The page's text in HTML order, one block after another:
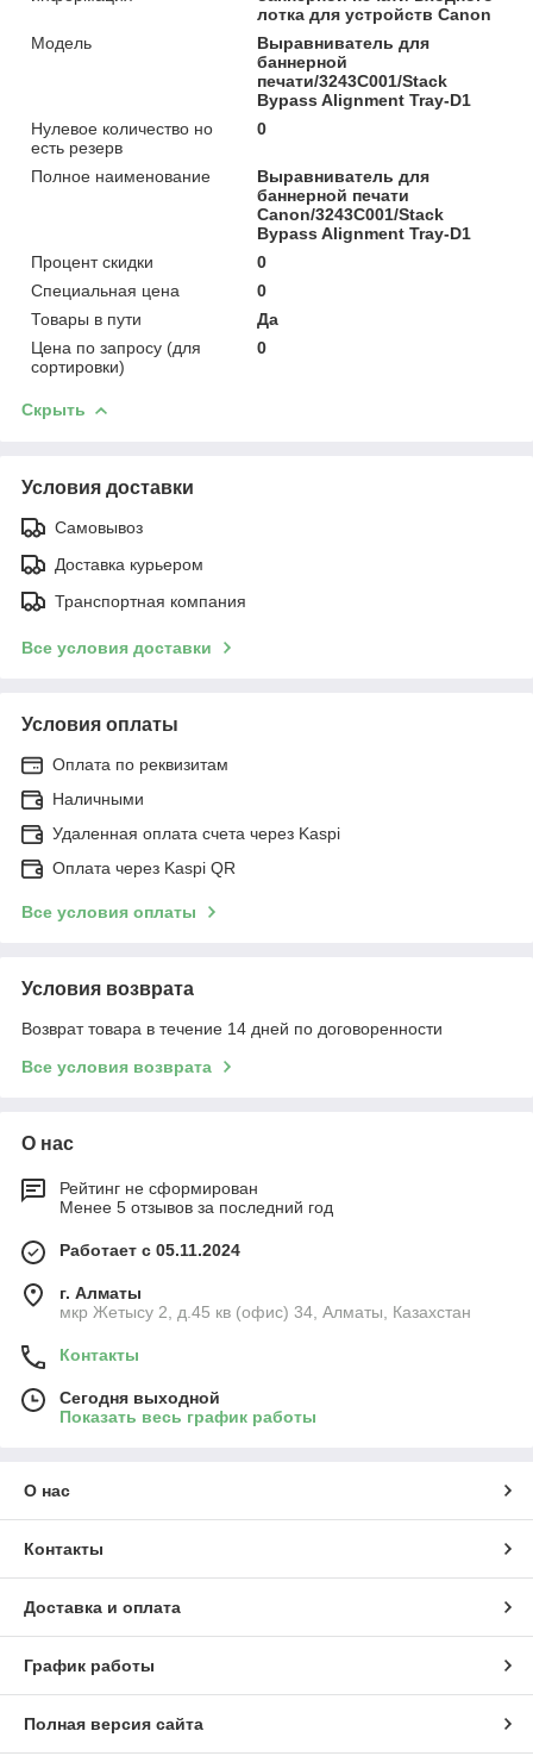
лотка для устройств Canon
Модель
Выравниватель для
баннерной
печати/3243C001/Stack
Bypass Alignment Tray-D1
Нулевое количество но
есть резерв
0
Полное наименование
Выравниватель для
баннерной печати
Canon/3243C001/Stack
Bypass Alignment Tray-D1
Процент скидки
0
Специальная цена
0
Товары в пути
Да
Цена по запросу (для
сортировки)
0
Скрыть
Условия доставки
Самовывоз
Доставка курьером
Транспортная компания
Все условия доставки
Условия оплаты
Оплата по реквизитам
Наличными
Удаленная оплата счета через Kaspi
Оплата через Kaspi QR
Все условия оплаты
Условия возврата
Возврат товара в течение 14 дней по договоренности
Все условия возврата
О нас
Рейтинг не сформирован
Менее 5 отзывов за последний год
Работает с 05.11.2024
г. Алматы
мкр Жетысу 2, д.45 кв (офис) 34, Алматы, Казахстан
Контакты
Сегодня выходной
Показать весь график работы
О нас
Контакты
Доставка и оплата
График работы
Полная версия сайта